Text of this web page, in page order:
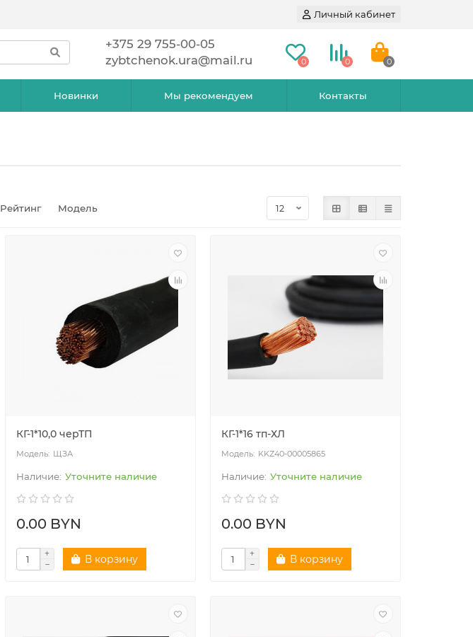
Личный кабинет
+375 29 755-00-05
zybtchenok.ura@mail.ru
0 0 0
Новинки Мы рекомендуем Контакты
Рейтинг Модель
КГ-1*10,0 черТП
ЩЗА
Уточните наличие
0.00 BYN
В корзину
КГ-1*16 тп-ХЛ
KKZ40-00005865
Уточните наличие
0.00 BYN
В корзину